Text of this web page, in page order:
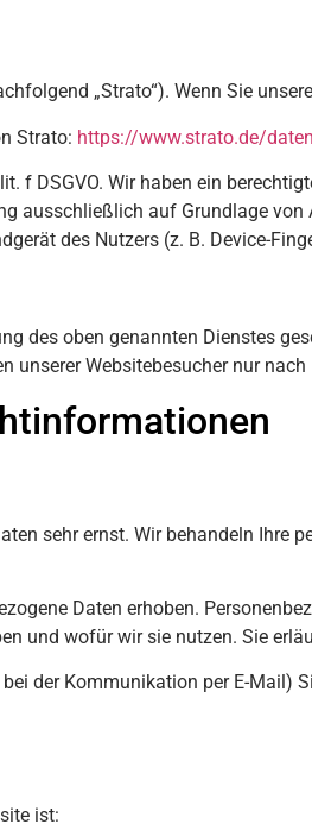
„Strato“). Wenn Sie
Strato: https://www.strato.de/
f DSGVO. Wir haben ein
ausschließlich auf Grundlage
des Nutzers (z. B. Device-
des oben genannten Dienstes
unserer Websitebesucher nur
sehr ernst. Wir behandeln
Daten erhoben.
und wofür wir sie nutzen. Sie
der Kommunikation per E-
ist: